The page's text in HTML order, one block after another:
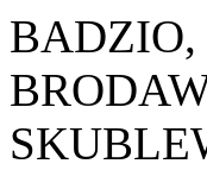
BADZIO,